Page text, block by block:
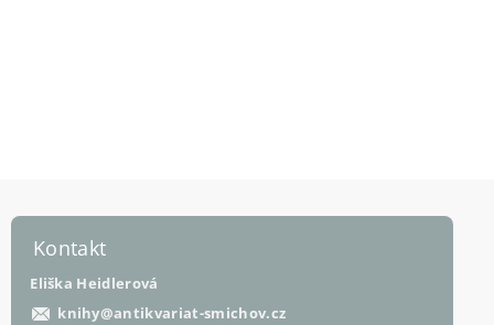
Kontakt
Eliška Heidlerová
knihy@antikvariat-smichov.cz